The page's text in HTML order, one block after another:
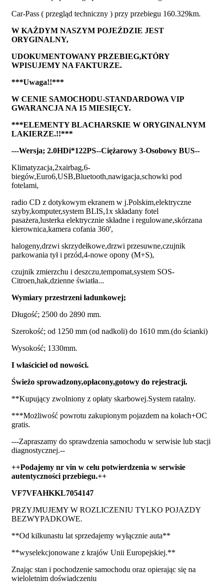
Car-Pass ( przegląd techniczny ) przy przebiegu 160.329km.
W KAŻDYM NASZYM POJEŹDZIE JEST
ORYGINALNY,
UDOKUMENTOWANY PRZEBIEG,KTÓRY
WPISUJEMY NA FAKTURZE.
***Uwaga!!***
W CENIE SAMOCHODU-STANDARDOWA VIP
GWARANCJA NA 15 MIESIĘCY.
***ELEMENTY BLACHARSKIE W ORYGINALNYM
LAKIERZE.!!***
---Wersja; 2.0HDi*122PS--Ciężarowy 3-Osobowy BUS--
Klimatyzacja,2xairbag,6-
biegów,Euro6,USB,Bluetooth,nawigacja,schowki pod
fotelami,
radio CD z dotykowym ekranem w j.Polskim,elektryczne
szyby,komputer,system BLIS,1x składany fotel
pasażera,lusterka elektrycznie składne i regulowane,skórzana
kierownica,kamera cofania 360',
halogeny,drzwi skrzydełkowe,drzwi przesuwne,czujnik
parkowania tył i przód,4-nowe opony (M+S),
czujnik zmierzchu i deszczu,tempomat,system SOS-
Citroen,hak,dzienne światła...
Wymiary przestrzeni ładunkowej;
Długość; 2500 do 2890 mm.
Szerokość; od 1250 mm (od nadkoli) do 1610 mm.(do ścianki)
Wysokość; 1330mm.
I właściciel od nowości.
Świeżo sprowadzony,opłacony,gotowy do rejestracji.
**Kupujący zwolniony z opłaty skarbowej.System ratalny.
***Możliwość powrotu zakupionym pojazdem na kołach+OC
gratis.
---Zapraszamy do sprawdzenia samochodu w serwisie lub stacji
diagnostycznej.--
++Podajemy nr vin w celu potwierdzenia w serwisie
autentyczności przebiegu.++
VF7VFAHKKL7054147
PRZYJMUJEMY W ROZLICZENIU TYLKO POJAZDY
BEZWYPADKOWE.
**Od kilkunastu lat sprzedajemy wyłącznie auta**
**wyselekcjonowane z krajów Unii Europejskiej.**
Znając stan i pochodzenie samochodu oraz opierając się na
wieloletnim doświadczeniu